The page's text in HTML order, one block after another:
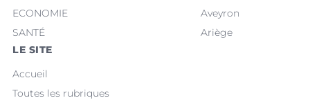
ECONOMIE
SANTÉ
Aveyron
Ariège
LE SITE
Accueil
Toutes les rubriques